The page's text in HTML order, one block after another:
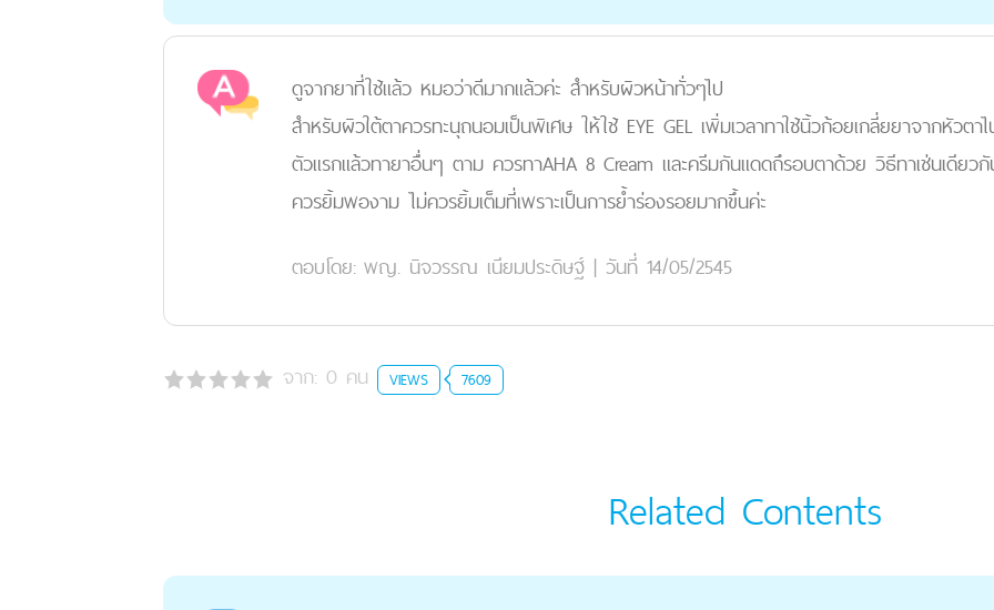
ดูจากยาที่ใช้แล้ว หมอว่าดีมากแล้วค่ะ สำหรับผิวหน้าทั่วๆไป
สำหรับผิวใต้ตาควรทะนุถนอมเป็นพิเศษ ให้ใช้ EYE GEL เพิ่มเวลาทาใช้นิ้วก้อยเกลี่ยยาจากหัวต
ตัวแรกแล้วทายาอื่นๆ ตาม ควรทาAHA 8 Cream และครีมกันแดดถึรอบตาด้วย วิธีทาเช่นเดีย
ควรยิ้มพองาม ไม่ควรยิ้มเต็มที่เพราะเป็นการย้ำร่องรอยมากขึ้นค่ะ
ตอบโดย: พญ. นิจวรรณ เนียมประดิษฐ์ | วันที่ 14/05/2545
จาก: 0 คน VIEWS 7609
Related Contents